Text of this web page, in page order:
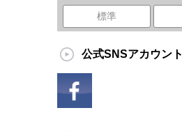
標準
公式SNSアカウント